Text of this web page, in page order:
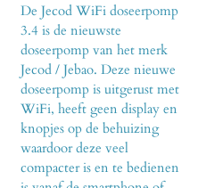
De Jecod WiFi doseerpomp
3.4 is de nieuwste
doseerpomp van het merk
Jecod / Jebao. Deze nieuwe
doseerpomp is uitgerust met
WiFi, heeft geen display en
knopjes op de behuizing
waardoor deze veel
compacter is en te bedienen